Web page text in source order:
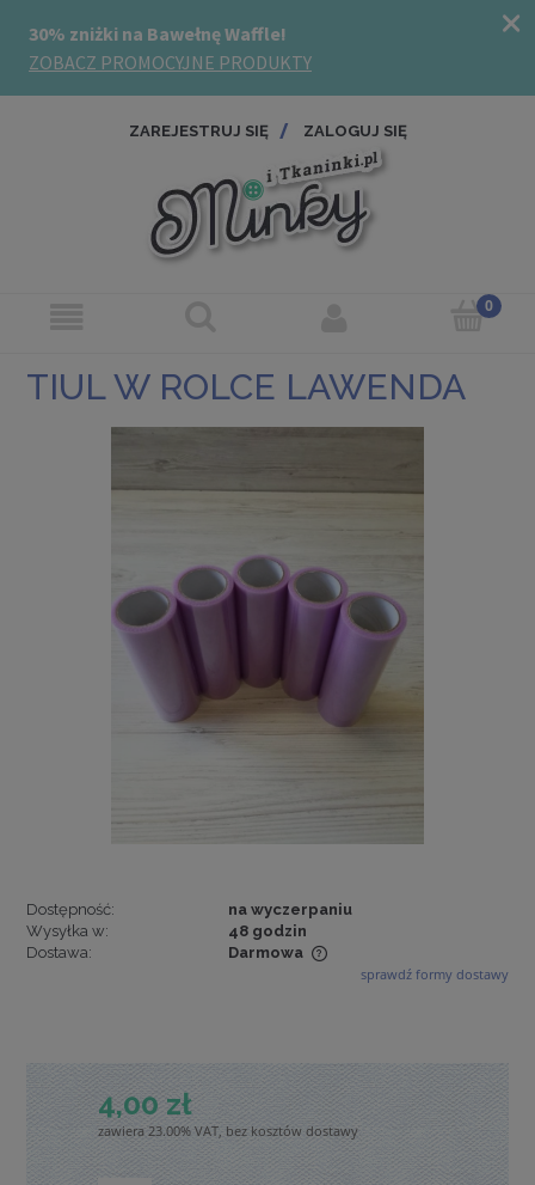
ZAREJESTRUJ SIĘ ZALOGUJ SIĘ
TIUL W ROLCE LAWENDA
Dostępność:
na wyczerpaniu
Wysyłka w:
48 godzin
Dostawa:
Darmowa
Cena nie zawiera ewentualnych kosztów płatności
sprawdź formy dostawy
4,00 zł
zawiera 23.00% VAT, bez kosztów dostawy